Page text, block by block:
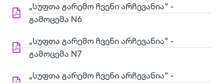
„სუფთა გარემო ჩვენი არჩევანია" -
გამოცემა N6
„სუფთა გარემო ჩვენი არჩევანია" -
გამოცემა N7
„სუფთა გარემო ჩვენი არჩევანია" -